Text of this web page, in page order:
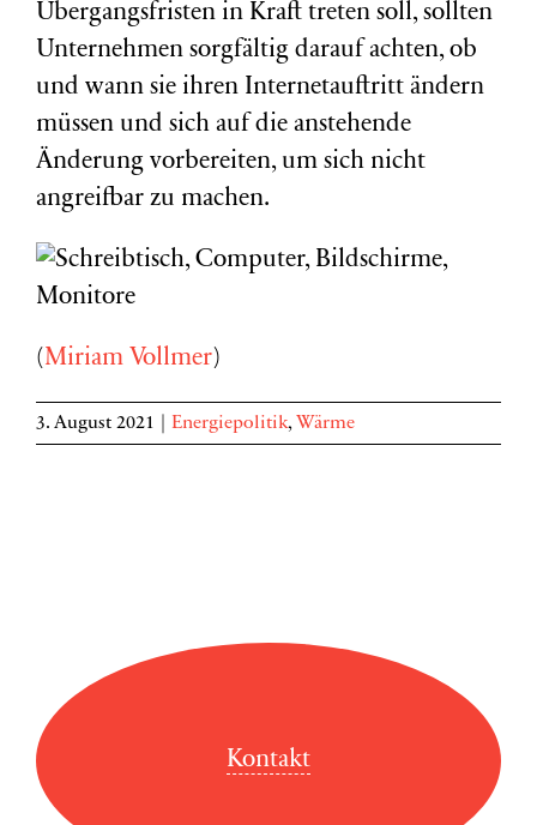
Übergangsfristen in Kraft treten soll, sollten
Unternehmen sorgfältig darauf achten, ob
und wann sie ihren Internetauftritt ändern
müssen und sich auf die anstehende
Änderung vorbereiten, um sich nicht
angreifbar zu machen.
(Miriam Vollmer)
3. August 2021 Energiepolitik, Wärme
Kontakt